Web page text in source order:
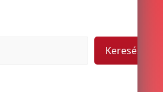
Keresés